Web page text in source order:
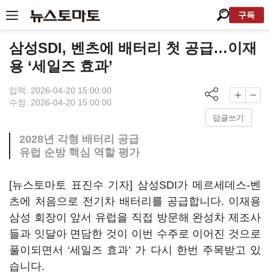
구독
삼성SDI, 벤츠에 배터리 첫 공급…이재
용 ‘세일즈 효과’
입력: 2026-04-20 15:00:00
수정: 2026-04-20 15:00:00
답글쓰기
2028년 각형 배터리 공급
유럽 순방 핵심 역할 평가
[뉴스토마토 표진수 기자] 삼성SDI가 메르세데스-벤
츠에 처음으로 전기차 배터리를 공급합니다. 이재용
삼성 회장이 앞서 유럽을 직접 방문해 완성차 제조사
들과 잇달아 면담한 것이 이번 수주로 이어진 것으로
풀이되면서 ‘세일즈 효과’ 가 다시 한번 주목받고 있
습니다.